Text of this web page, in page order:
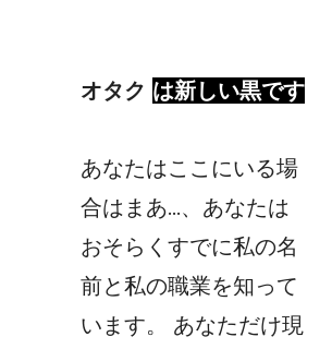
オタク は新しい黒です
あなたはここにいる場
合はまあ…、あなたは
おそらくすでに私の名
前と私の職業を知って
います。 あなただけ現